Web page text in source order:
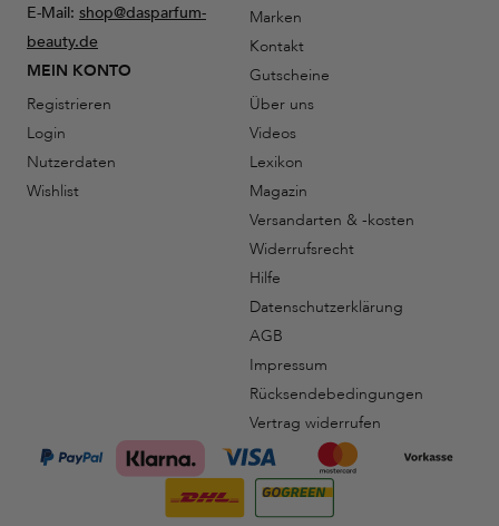
E-Mail: shop@dasparfum-
beauty.de
MEIN KONTO
Registrieren
Login
Nutzerdaten
Wishlist
Marken
Kontakt
Gutscheine
Über uns
Videos
Lexikon
Magazin
Versandarten & -kosten
Widerrufsrecht
Hilfe
Datenschutzerklärung
AGB
Impressum
Rücksendebedingungen
Vertrag widerrufen